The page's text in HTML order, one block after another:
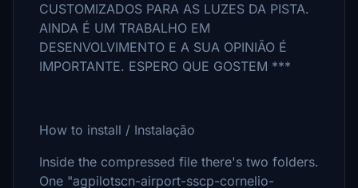
CUSTOMIZADOS PARA AS LUZES DA PISTA.
AINDA É UM TRABALHO EM
DESENVOLVIMENTO E A SUA OPINIÃO É
IMPORTANTE. ESPERO QUE GOSTEM ***
How to install / Instalação
Inside the compressed file there's two folders.
One "agpilotscn-airport-sscp-cornelio-